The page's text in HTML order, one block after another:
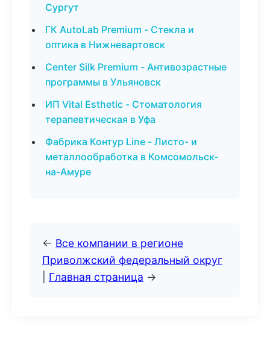
Сургут
ГК AutoLab Premium - Стекла и
оптика в Нижневартовск
Center Silk Premium - Антивозрастные
программы в Ульяновск
ИП Vital Esthetic - Стоматология
терапевтическая в Уфа
Фабрика Контур Line - Листо- и
металлообработка в Комсомольск-
на-Амуре
← Все компании в регионе
Приволжский федеральный округ
Главная страница →